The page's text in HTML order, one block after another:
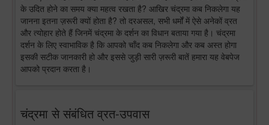
के उदित होने का समय क्या महत्व रखता है? आखिर चंद्रमा कब निकलेगा यह
जानना इतना ज़रूरी क्यों होता है? तो दरअसल, सभी धर्मों में ऐसे अनेकों व्रत
और त्योहार होते हैं जिनमें चंद्रमा के दर्शन का विधान बताया गया है। चंद्रमा
दर्शन के लिए स्वाभाविक है कि आपको चाँद कब निकलेगा और कब अस्त होगा
इसकी सटीक जानकारी हो और इससे जुड़ी सारी ज़रूरी बातें हमारा यह वेबपेज
आपको प्रदान करता है।
चंद्रमा से संबंधित व्रत-उपवास